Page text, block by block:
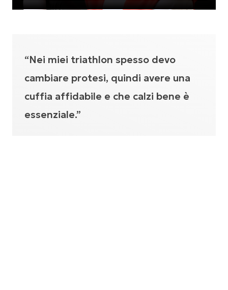
“Nei miei triathlon spesso devo
cambiare protesi, quindi avere una
cuffia affidabile e che calzi bene è
essenziale.”